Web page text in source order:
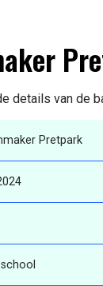
details van de
Pretpark